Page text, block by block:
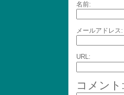
名前:
メールアドレス:
URL:
コメント: